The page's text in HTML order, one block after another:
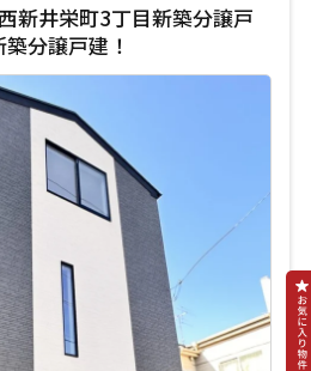
新井栄町3丁目新築分譲戸
分譲戸建！